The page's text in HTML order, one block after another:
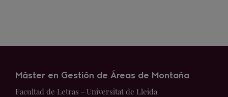
Máster en Gestión de Áreas de Montaña
Facultad de Letras - Universitat de Lleida